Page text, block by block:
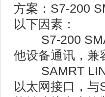
方案：S7-200
以下因素：
S7-200
他设备通讯，兼
SAMRT LINE
以太网接口，